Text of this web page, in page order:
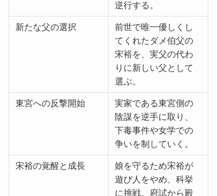
逆行する。
新たな父の選択
前世で唯一優しくし
てくれたダメ伯父の
宋裕を、実父の代わ
りに新しい父として
選ぶ。
東宮への反撃開始
実家である東宮側の
陰謀を逆手に取り、
下毒事件や女学での
争いを制していく。
宋裕の覚醒と成長
娘を守るため宋裕が
遊び人をやめ、科挙
に挑戦。府試から殿